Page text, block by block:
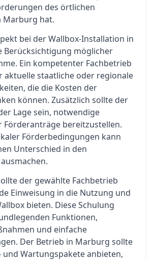
des örtlichen
Marburg hat.
bei der Wallbox-Installation in
Berücksichtigung möglicher
Ein kompetenter Fachbetrieb
staatliche oder regionale
die die Kosten der
können. Zusätzlich sollte der
Lage sein, notwendige
Förderanträge bereitzustellen.
Förderbedingungen kann
Unterschied in den
der gewählte Fachbetrieb
Einweisung in die Nutzung und
bieten. Diese Schulung
Funktionen,
und einfache
Der Betrieb in Marburg sollte
und Wartungspakete anbieten,